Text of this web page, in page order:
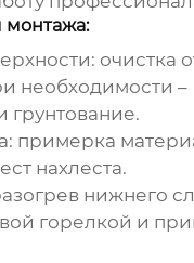
монтажа:
очистка
необходимости –
грунтование.
примерка
нахлеста.
нижнего
горелкой и